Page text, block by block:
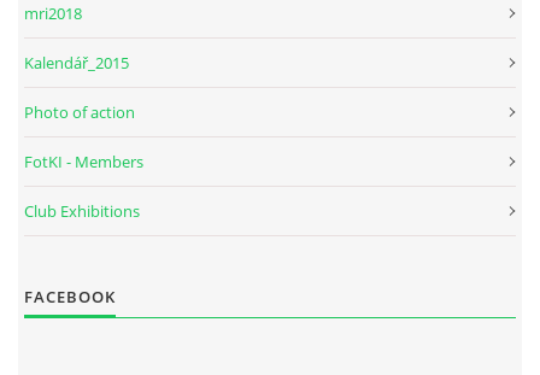
mri2018
Kalendář_2015
Photo of action
FotKI - Members
Club Exhibitions
FACEBOOK